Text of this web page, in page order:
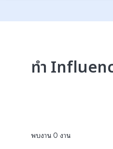
ทำ
พบงาน 0 งาน